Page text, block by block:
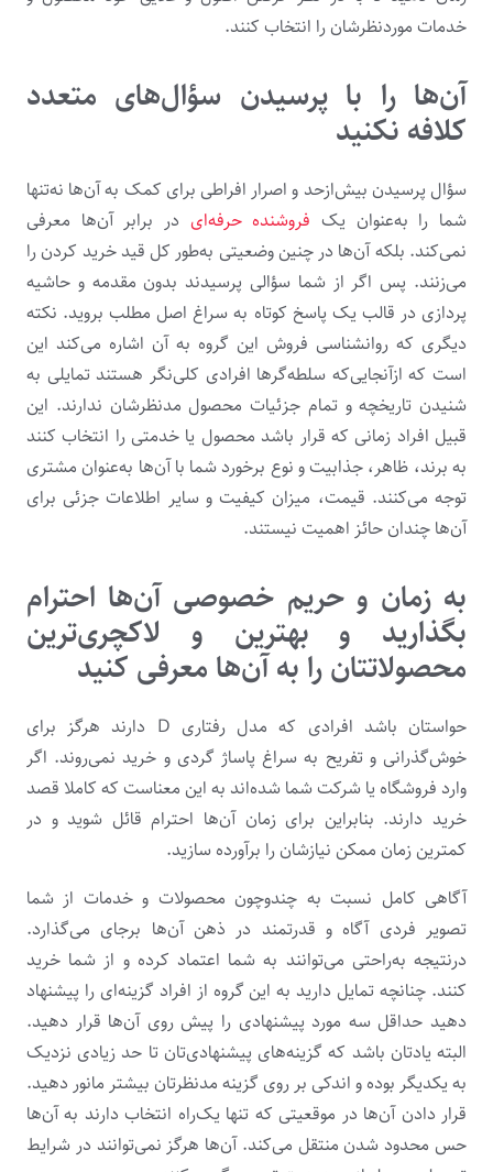
خدمات موردنظرشان را انتخاب کنند.
آن‌ها را با پرسیدن سؤال‌های متعدد
کلافه نکنید
سؤال پرسیدن بیش‌ازحد و اصرار افراطی برای کمک به آن‌ها نه‌تنها
شما را به‌عنوان یک فروشنده حرفه‌ای در برابر آن‌ها معرفی
نمی‌کند. بلکه آن‌ها در چنین وضعیتی به‌طور کل قید خرید کردن را
می‌زنند. پس اگر از شما سؤالی پرسیدند بدون مقدمه و حاشیه
پردازی در قالب یک پاسخ کوتاه به سراغ اصل مطلب بروید. نکته
دیگری که روانشناسی فروش این گروه به آن اشاره می‌کند این
است که ازآنجایی‌که سلطه‌گرها افرادی کلی‌نگر هستند تمایلی به
شنیدن تاریخچه و تمام جزئیات محصول مدنظرشان ندارند. این
قبیل افراد زمانی که قرار باشد محصول یا خدمتی را انتخاب کنند
به برند، ظاهر، جذابیت و نوع برخورد شما با آن‌ها به‌عنوان مشتری
توجه می‌کنند. قیمت، میزان کیفیت و سایر اطلاعات جزئی برای
آن‌ها چندان حائز اهمیت نیستند.
به زمان و حریم خصوصی آن‌ها احترام
بگذارید و بهترین و لاکچری‌ترین
محصولاتتان را به آن‌ها معرفی کنید
حواستان باشد افرادی که مدل رفتاری D دارند هرگز برای
خوش‌گذرانی و تفریح به سراغ پاساژ گردی و خرید نمی‌روند. اگر
وارد فروشگاه یا شرکت شما شده‌اند به این معناست که کاملا قصد
خرید دارند. بنابراین برای زمان آن‌ها احترام قائل شوید و در
کمترین زمان ممکن نیازشان را برآورده سازید.
آگاهی کامل نسبت به چندوچون محصولات و خدمات از شما
تصویر فردی آگاه و قدرتمند در ذهن آن‌ها برجای می‌گذارد.
درنتیجه به‌راحتی می‌توانند به شما اعتماد کرده و از شما خرید
کنند. چنانچه تمایل دارید به این گروه از افراد گزینه‌ای را پیشنهاد
دهید حداقل سه مورد پیشنهادی را پیش روی آن‌ها قرار دهید.
البته یادتان باشد که گزینه‌های پیشنهادی‌تان تا حد زیادی نزدیک
به یکدیگر بوده و اندکی بر روی گزینه مدنظرتان بیشتر مانور دهید.
قرار دادن آن‌ها در موقعیتی که تنها یک‌راه انتخاب دارند به آن‌ها
حس محدود شدن منتقل می‌کند. آن‌ها هرگز نمی‌توانند در شرایط